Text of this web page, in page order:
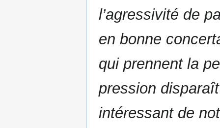
l’agressivité de
en bonne
qui prennent la
pression
intéressant de